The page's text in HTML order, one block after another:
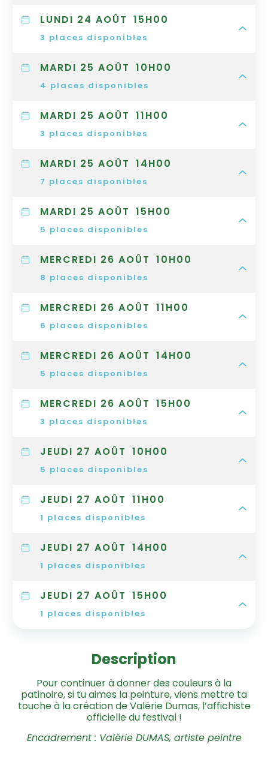
LUNDI 24 AOÛT 15H00
3 places disponibles
MARDI 25 AOÛT 10H00
4 places disponibles
MARDI 25 AOÛT 11H00
3 places disponibles
MARDI 25 AOÛT 14H00
7 places disponibles
MARDI 25 AOÛT 15H00
5 places disponibles
MERCREDI 26 AOÛT 10H00
8 places disponibles
MERCREDI 26 AOÛT 11H00
6 places disponibles
MERCREDI 26 AOÛT 14H00
5 places disponibles
MERCREDI 26 AOÛT 15H00
3 places disponibles
JEUDI 27 AOÛT 10H00
5 places disponibles
JEUDI 27 AOÛT 11H00
1 places disponibles
JEUDI 27 AOÛT 14H00
1 places disponibles
JEUDI 27 AOÛT 15H00
1 places disponibles
Description
Pour continuer à donner des couleurs à la
patinoire, si tu aimes la peinture, viens mettre ta
touche à la création de Valérie Dumas, l’affichiste
officielle du festival !
Encadrement : Valérie DUMAS, artiste peintre